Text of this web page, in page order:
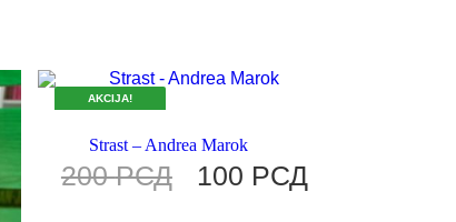
AKCIJA!
Strast – Andrea Marok
200РСД 100 РСД